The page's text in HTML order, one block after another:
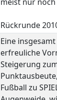
Rückrunde
Eine
erfreuliche
Steigerung
Fußball zu